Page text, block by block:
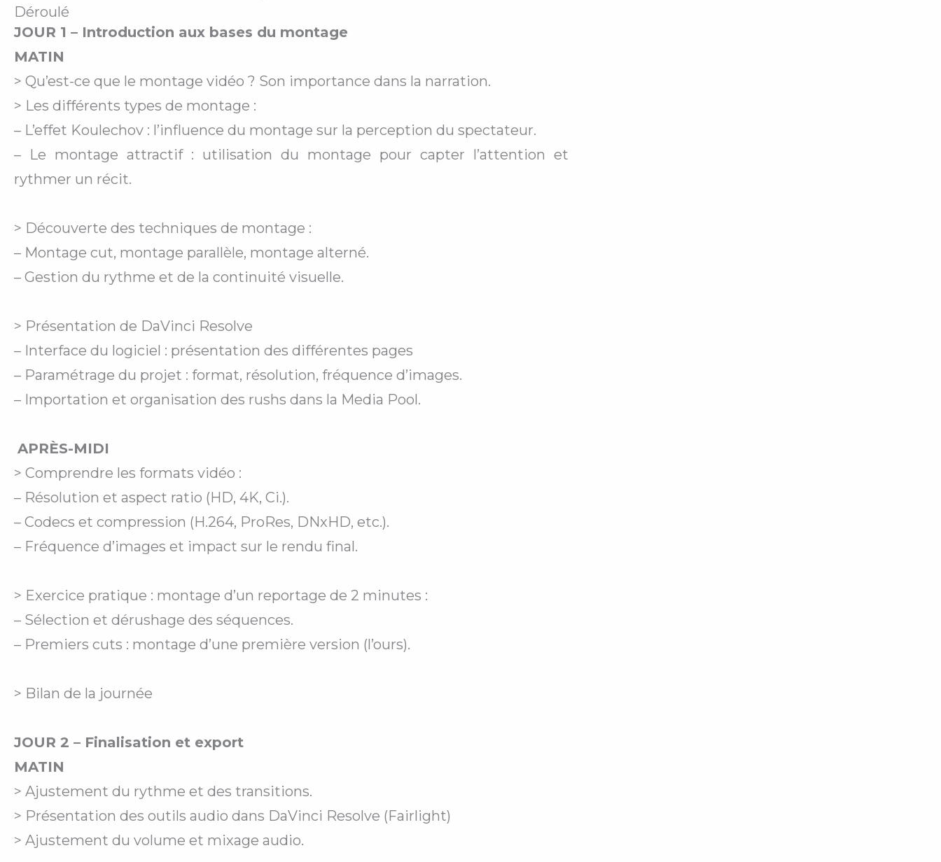
Déroulé
JOUR 1 – Introduction aux bases du montage
MATIN
> Qu’est-ce que le montage vidéo ? Son importance dans la narration.
> Les différents types de montage :
– L’effet Koulechov : l’influence du montage sur la perception du spectateur.
– Le montage attractif : utilisation du montage pour capter l’attention et
rythmer un récit.
> Découverte des techniques de montage :
– Montage cut, montage parallèle, montage alterné.
– Gestion du rythme et de la continuité visuelle.
> Présentation de DaVinci Resolve
– Interface du logiciel : présentation des différentes pages
– Paramétrage du projet : format, résolution, fréquence d’images.
– Importation et organisation des rushs dans la Media Pool.
APRÈS-MIDI
> Comprendre les formats vidéo :
– Résolution et aspect ratio (HD, 4K, Ci.).
– Codecs et compression (H.264, ProRes, DNxHD, etc.).
– Fréquence d’images et impact sur le rendu final.
> Exercice pratique : montage d’un reportage de 2 minutes :
– Sélection et dérushage des séquences.
– Premiers cuts : montage d’une première version (l’ours).
> Bilan de la journée
JOUR 2 – Finalisation et export
MATIN
> Ajustement du rythme et des transitions.
> Présentation des outils audio dans DaVinci Resolve (Fairlight)
> Ajustement du volume et mixage audio.